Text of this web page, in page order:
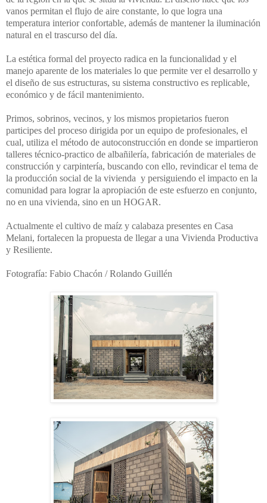
vanos permitan el flujo de aire constante, lo que logra una
temperatura interior confortable, además de mantener la iluminación
natural en el trascurso del día.
La estética formal del proyecto radica en la funcionalidad y el
manejo aparente de los materiales lo que permite ver el desarrollo y
el diseño de sus estructuras, su sistema constructivo es replicable,
económico y de fácil mantenimiento.
Primos, sobrinos, vecinos, y los mismos propietarios fueron
participes del proceso dirigida por un equipo de profesionales, el
cual, utiliza el método de autoconstrucción en donde se impartieron
talleres técnico-practico de albañilería, fabricación de materiales de
construcción y carpintería, buscando con ello, revindicar el tema de
la producción social de la vivienda y persiguiendo el impacto en la
comunidad para lograr la apropiación de este esfuerzo en conjunto,
no en una vivienda, sino en un HOGAR.
Actualmente el cultivo de maíz y calabaza presentes en Casa
Melani, fortalecen la propuesta de llegar a una Vivienda Productiva
y Resiliente.
Fotografía: Fabio Chacón / Rolando Guillén